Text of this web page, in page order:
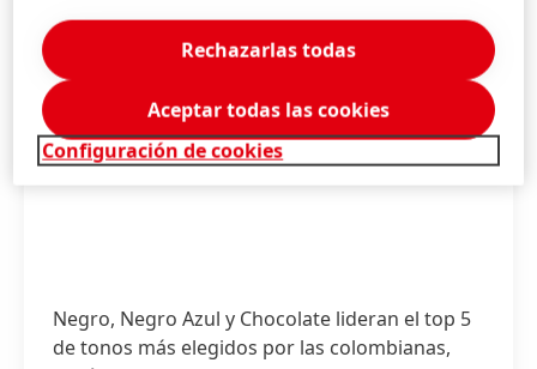
Negro, Negro Azul y Chocolate lideran el top 5
de tonos más elegidos por las colombianas,
Configuración de cookies
Rechazarlas todas
Aceptar todas las cookies